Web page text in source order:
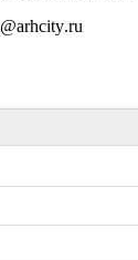
@arhcity.ru